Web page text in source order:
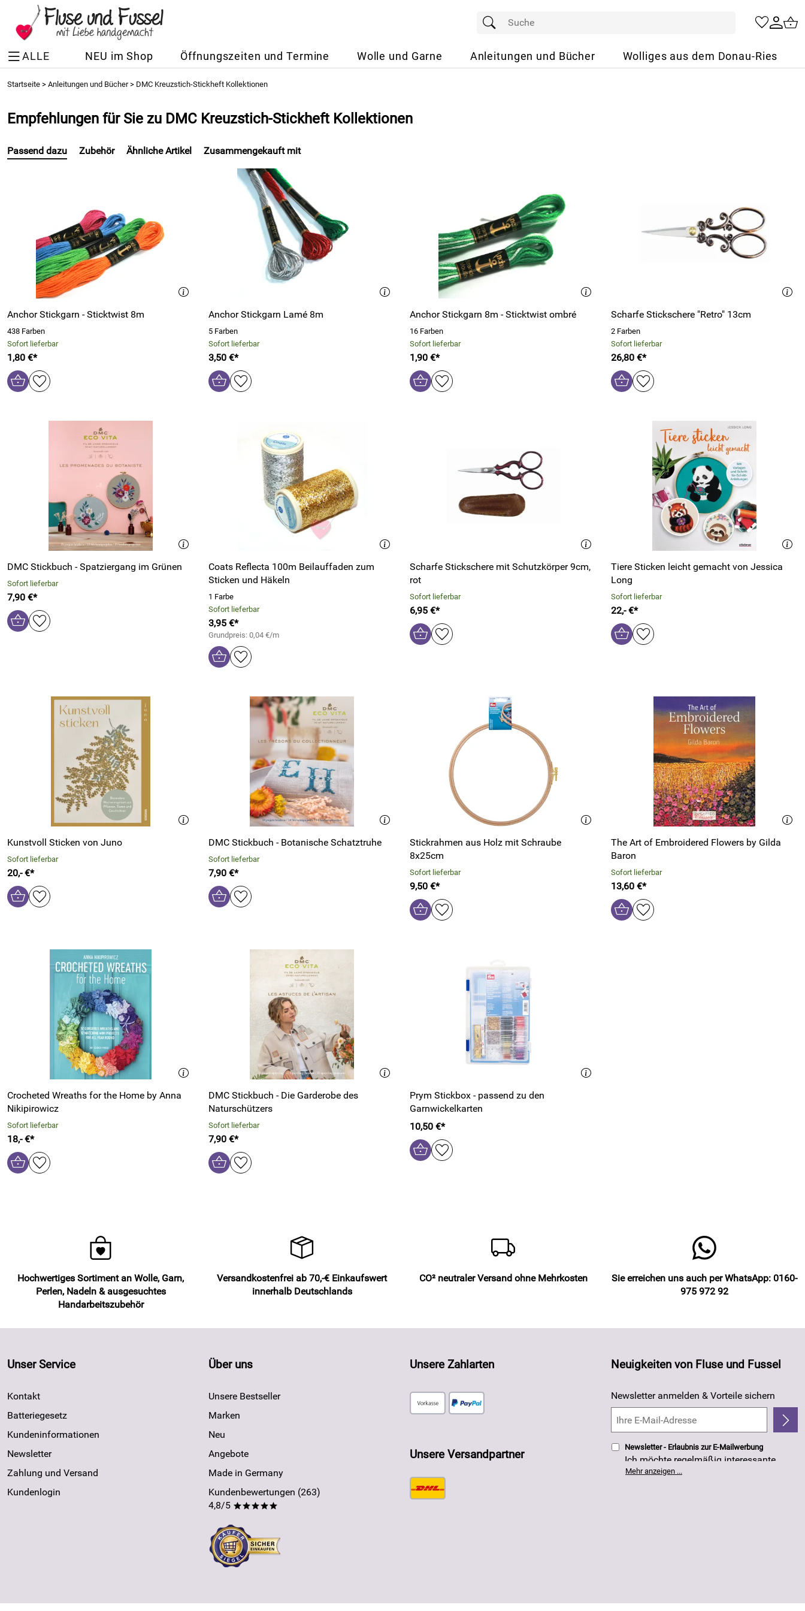
ALLE NEU im Shop Öffnungszeiten und Termine Wolle und Garne Anleitungen und Bücher Wolliges aus dem Donau-Ries
Startseite > Anleitungen und Bücher> DMC Kreuzstich-Stickheft Kollektionen
Empfehlungen für Sie zu DMC Kreuzstich-Stickheft Kollektionen
Passend dazu
Anchor Stickgarn - Sticktwist 8m
438 Farben
Sofort lieferbar
1,80 €*
Anchor Stickgarn Lamé 8m
5 Farben
Sofort lieferbar
3,50 €*
Anchor Stickgarn 8m - Sticktwist ombré
16 Farben
Sofort lieferbar
1,90 €*
Scharfe Stickschere "Retro" 13cm
2 Farben
Sofort lieferbar
26,80 €*
DMC Stickbuch - Spatziergang im Grünen
Sofort lieferbar
7,90 €*
Coats Reflecta 100m Beilauffaden zum
Sticken und Häkeln
1 Farbe
Sofort lieferbar
3,95 €*
Grundpreis: 0,04 €/m
Scharfe Stickschere mit Schutzkörper 9cm,
rot
Sofort lieferbar
6,95 €*
Tiere Sticken leicht gemacht von Jessica
Long
Sofort lieferbar
22,- €*
Kunstvoll Sticken von Juno
Sofort lieferbar
20,- €*
DMC Stickbuch - Botanische Schatztruhe
Sofort lieferbar
7,90 €*
Stickrahmen aus Holz mit Schraube
8x25cm
Sofort lieferbar
9,50 €*
The Art of Embroidered Flowers by Gilda
Baron
Sofort lieferbar
13,60 €*
Crocheted Wreaths for the Home by Anna
Nikipirowicz
Sofort lieferbar
18,- €*
DMC Stickbuch - Die Garderobe des
Naturschützers
Sofort lieferbar
7,90 €*
Prym Stickbox - passend zu den
Garnwickelkarten
10,50 €*
Zubehör Ähnliche Artikel Zusammengekauft mit
Hochwertiges Sortiment an Wolle, Garn,
Perlen, Nadeln & ausgesuchtes
Handarbeitszubehör
Versandkostenfrei ab 70,-€ Einkaufswert
innerhalb Deutschlands
CO² neutraler Versand ohne Mehrkosten
Sie erreichen uns auch per WhatsApp: 0160-
975 972 92
Unser Service
Kontakt
Batteriegesetz
Kundeninformationen
Newsletter
Zahlung und Versand
Kundenlogin
Über uns
Unsere Bestseller
Marken
Neu
Angebote
Made in Germany
Kundenbewertungen (263)
4,8/5 *****
Unsere Zahlarten
Unsere Versandpartner
Neuigkeiten von Fluse und Fussel
Newsletter anmelden & Vorteile sichern
Newsletter - Erlaubnis zur E-Mailwerbung
Ich möchte regelmäßig interessante
Angebote per E-Mail erhalten. Meine E-
Mail-Adresse wird nicht an andere
Mehr anzeigen ...